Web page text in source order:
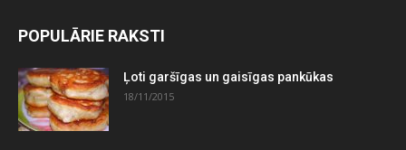
POPULĀRIE RAKSTI
Ļoti garšīgas un gaisīgas pankūkas
18/11/2015